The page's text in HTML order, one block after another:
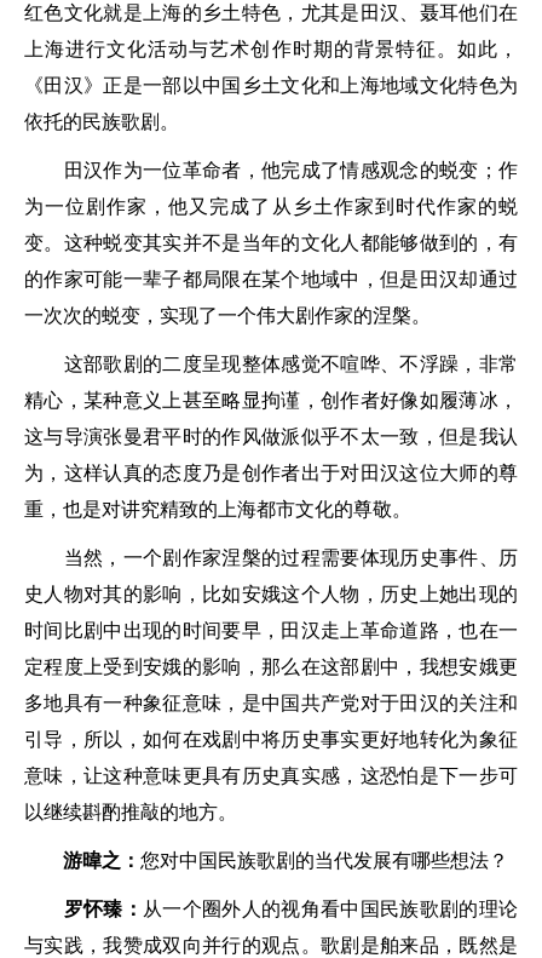
红色文化就是上海的乡土特色，尤其是田汉、聂耳他们在
上海进行文化活动与艺术创作时期的背景特征。如此，
《田汉》正是一部以中国乡土文化和上海地域文化特色为
依托的民族歌剧。
田汉作为一位革命者，他完成了情感观念的蜕变；作
为一位剧作家，他又完成了从乡土作家到时代作家的蜕
变。这种蜕变其实并不是当年的文化人都能够做到的，有
的作家可能一辈子都局限在某个地域中，但是田汉却通过
一次次的蜕变，实现了一个伟大剧作家的涅槃。
这部歌剧的二度呈现整体感觉不喧哗、不浮躁，非常
精心，某种意义上甚至略显拘谨，创作者好像如履薄冰，
这与导演张曼君平时的作风做派似乎不太一致，但是我认
为，这样认真的态度乃是创作者出于对田汉这位大师的尊
重，也是对讲究精致的上海都市文化的尊敬。
当然，一个剧作家涅槃的过程需要体现历史事件、历
史人物对其的影响，比如安娥这个人物，历史上她出现的
时间比剧中出现的时间要早，田汉走上革命道路，也在一
定程度上受到安娥的影响，那么在这部剧中，我想安娥更
多地具有一种象征意味，是中国共产党对于田汉的关注和
引导，所以，如何在戏剧中将历史事实更好地转化为象征
意味，让这种意味更具有历史真实感，这恐怕是下一步可
以继续斟酌推敲的地方。
游暐之： 您对中国民族歌剧的当代发展有哪些想法？
罗怀臻： 从一个圈外人的视角看中国民族歌剧的理论
与实践，我赞成双向并行的观点。歌剧是舶来品，既然是